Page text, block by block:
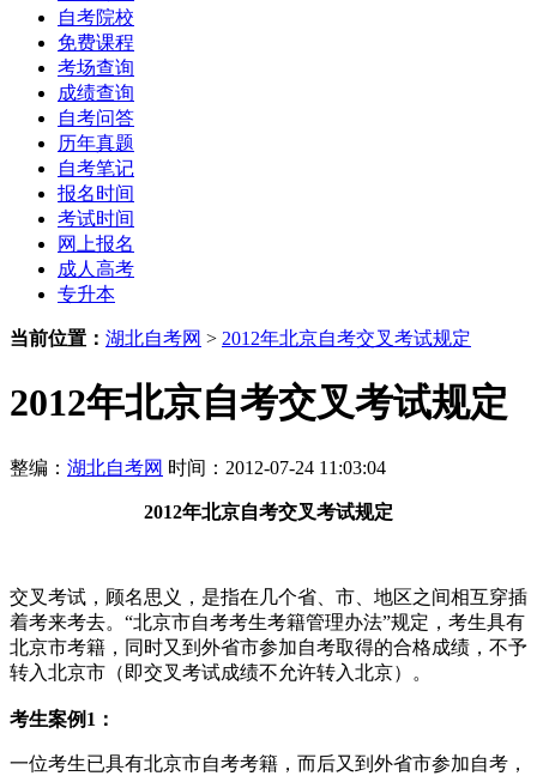
自考院校
免费课程
考场查询
成绩查询
自考问答
历年真题
自考笔记
报名时间
考试时间
网上报名
成人高考
专升本
当前位置： 湖北自考网 > 2012年北京自考交叉考试规定
2012年北京自考交叉考试规定
整编： 湖北自考网 时间：2012-07-24 11:03:04
2012年北京自考交叉考试规定
交叉考试，顾名思义，是指在几个省、市、地区之间相互穿插
着考来考去。“北京市自考考生考籍管理办法”规定，考生具有
北京市考籍，同时又到外省市参加自考取得的合格成绩，不予
转入北京市（即交叉考试成绩不允许转入北京）。
考生案例1：
一位考生已具有北京市自考考籍，而后又到外省市参加自考，